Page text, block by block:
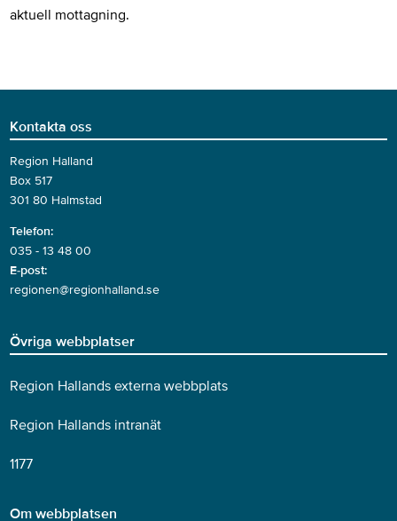
aktuell mottagning.
Kontakta oss
Region Halland
Box 517
301 80 Halmstad
Telefon:
035 - 13 48 00
E-post:
regionen@regionhalland.se
Övriga webbplatser
Region Hallands externa webbplats
Region Hallands intranät
1177
Om webbplatsen